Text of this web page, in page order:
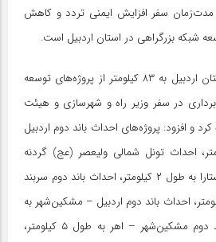
سفر افزایش ایمنی تردد و کاهش
شبکه بزرگراهی در استان اردبیل است.
مدیرکل راه و شهرسازی استان اردبیل به ۸۳ کیلومتر از پروژه‌های توسعه
در سفر وزیر راه و شهرسازی و هیئت
و افزود: پروژه‌های احداث باند دوم اردبیل
به طول ۳۶ کیلومتر، احداث تونل شمالی ولیعصر (عج) گردنه
حیران در محور اردبیل – آستارا به طول ۲ کیلومتر، احداث باند دوم سربند
به طول ۱۷ کیلومتر، احداث باند دوم اردبیل – مشکین‌شهر به
طول ۸ کیلومتر، احداث باند دوم مشکین‌شهر – اهر به طول ۵ کیلومتر،